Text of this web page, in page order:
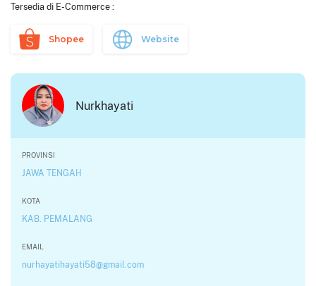
Tersedia di E-Commerce :
Shopee Website
Nurkhayati
PROVINSI
JAWA TENGAH
KOTA
KAB. PEMALANG
EMAIL
nurhayatihayati58@gmail.com